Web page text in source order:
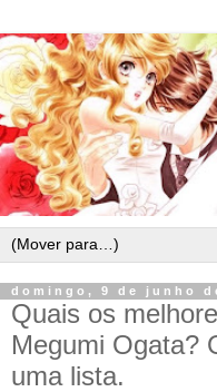
domingo, 9 de junho
Quais os
Megumi Ogata?
uma lista.